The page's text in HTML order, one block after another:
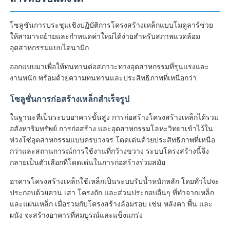
บ้าน
ผลิตภัณฑ์
เกี่ยวกับเรา
ควบคุมคุณภาพ
โซลูชันการประชุมเชิงปฏิบัติการโครงสร้างเหล็กแบบโมดูลาร์ช่วย
ให้สามารถย้ายและกำหนดค่าใหม่ได้ง่ายสำหรับสภาพแวดล้อม
อุตสาหกรรมแบบไดนามิก
ออกแบบมาเพื่อให้ทนทานต่อสภาวะทางอุตสาหกรรมที่รุนแรงและ
งานหนัก พร้อมด้วยความทนทานและประสิทธิภาพที่เหนือกว่า
โซลูชั่นการก่อสร้างเหล็กสำเร็จรูป
ในฐานะที่เป็นระบบอาคารขั้นสูง การก่อสร้างโครงสร้างเหล็กได้รวม
อสังหาริมทรัพย์ การก่อสร้าง และอุตสาหกรรมโลหะวิทยาเข้าไว้ใน
ห่วงโซ่อุตสาหกรรมแบบครบวงจร โดดเด่นด้วยประสิทธิภาพที่เหนือ
กว่าและสถานการณ์การใช้งานที่กว้างขวาง ระบบโครงสร้างนี้จึง
กลายเป็นตัวเลือกที่โดดเด่นในการก่อสร้างร่วมสมัย
อาคารโครงสร้างเหล็กใช้เหล็กเป็นระบบรับน้ำหนักหลัก โดยทั่วไปจะ
ประกอบด้วยคาน เสา โครงถัก และส่วนประกอบอื่นๆ ที่ทำจากเหล็ก
และแผ่นเหล็ก เมื่อรวมกับโครงสร้างล้อมรอบ เช่น หลังคา พื้น และ
ผนัง จะสร้างอาคารที่สมบูรณ์และแข็งแกร่ง